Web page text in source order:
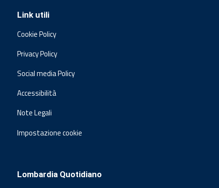
Link utili
Cookie Policy
Privacy Policy
Social media Policy
Accessibilità
Note Legali
Impostazione cookie
Lombardia Quotidiano